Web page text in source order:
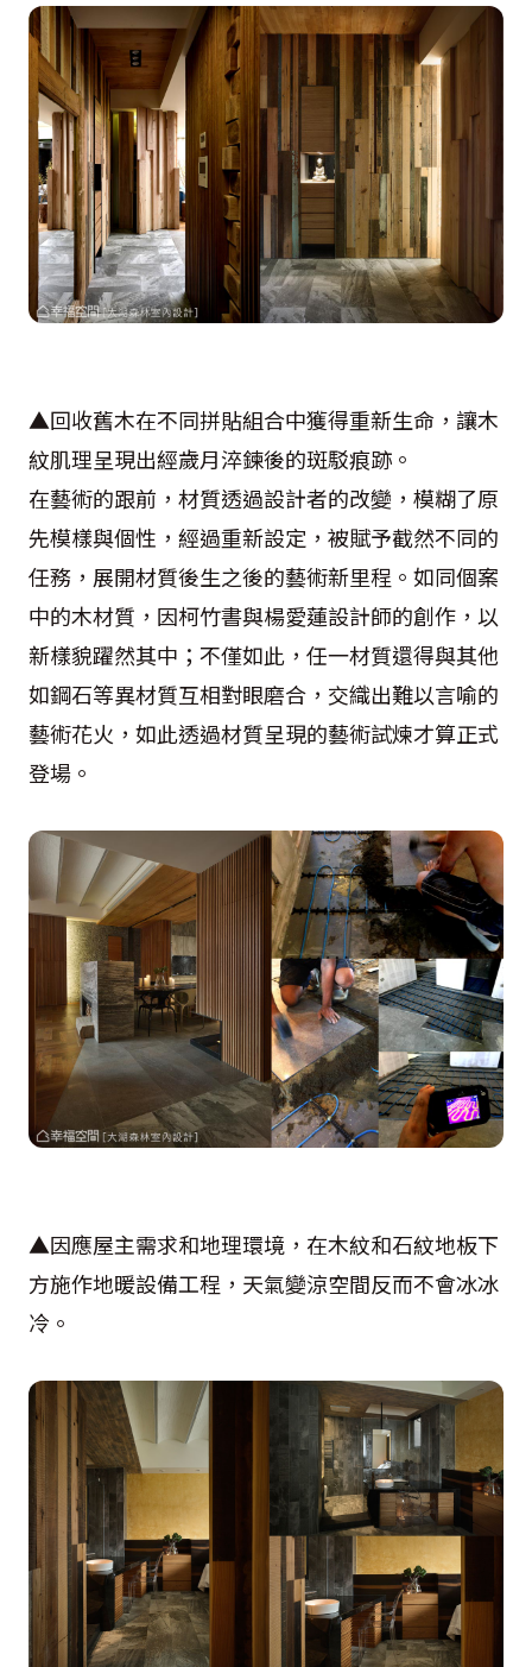
▲回收舊木在不同拼貼組合中獲得重新生命，讓木
紋肌理呈現出經歲月淬鍊後的斑駁痕跡。
在藝術的跟前，材質透過設計者的改變，模糊了原
先模樣與個性，經過重新設定，被賦予截然不同的
任務，展開材質後生之後的藝術新里程。如同個案
中的木材質，因柯竹書與楊愛蓮設計師的創作，以
新樣貌躍然其中；不僅如此，任一材質還得與其他
如鋼石等異材質互相對眼磨合，交織出難以言喻的
藝術花火，如此透過材質呈現的藝術試煉才算正式
登場。
▲因應屋主需求和地理環境，在木紋和石紋地板下
方施作地暖設備工程，天氣變涼空間反而不會冰冰
冷。